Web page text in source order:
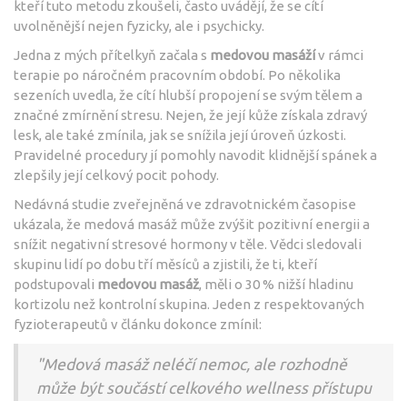
kteří tuto metodu zkoušeli, často uvádějí, že se cítí
uvolněnější nejen fyzicky, ale i psychicky.
Jedna z mých přítelkyň začala s medovou masážív rámci
terapie po náročném pracovním období. Po několika
sezeních uvedla, že cítí hlubší propojení se svým tělem a
značné zmírnění stresu. Nejen, že její kůže získala zdravý
lesk, ale také zmínila, jak se snížila její úroveň úzkosti.
Pravidelné procedury jí pomohly navodit klidnější spánek a
zlepšily její celkový pocit pohody.
Nedávná studie zveřejněná ve zdravotnickém časopise
ukázala, že medová masáž může zvýšit pozitivní energii a
snížit negativní stresové hormony v těle. Vědci sledovali
skupinu lidí po dobu tří měsíců a zjistili, že ti, kteří
podstupovali medovou masáž, měli o 30 % nižší hladinu
kortizolu než kontrolní skupina. Jeden z respektovaných
fyzioterapeutů v článku dokonce zmínil:
"Medová masáž neléčí nemoc, ale rozhodně
může být součástí celkového wellness přístupu